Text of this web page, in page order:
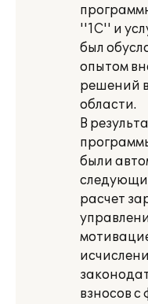
''1С'' и
был
опытом
решений
области.
В
были
расчет
взносов